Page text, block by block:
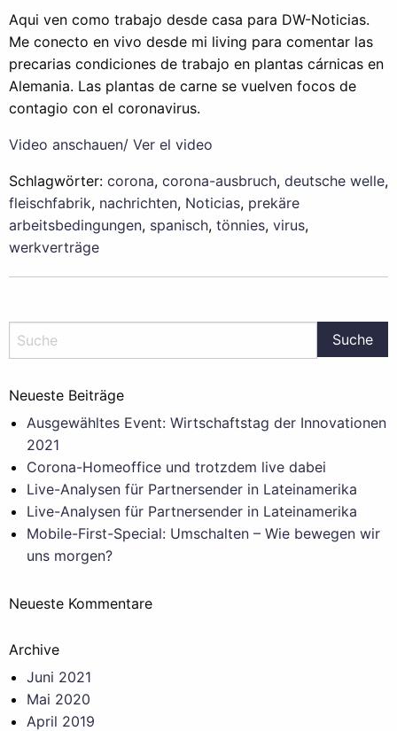
Aqui ven como trabajo desde casa para DW-Noticias.
Me conecto en vivo desde mi living para comentar las
precarias condiciones de trabajo en plantas cárnicas en
Alemania. Las plantas de carne se vuelven focos de
contagio con el coronavirus.
Video anschauen/ Ver el video
Schlagwörter: corona, corona-ausbruch, deutsche welle,
fleischfabrik, nachrichten, Noticias, prekäre
arbeitsbedingungen, spanisch, tönnies, virus,
werkverträge
Neueste Beiträge
Ausgewähltes Event: Wirtschaftstag der Innovationen
2021
Corona-Homeoffice und trotzdem live dabei
Live-Analysen für Partnersender in Lateinamerika
Live-Analysen für Partnersender in Lateinamerika
Mobile-First-Special: Umschalten – Wie bewegen wir
uns morgen?
Neueste Kommentare
Archive
Juni 2021
Mai 2020
April 2019